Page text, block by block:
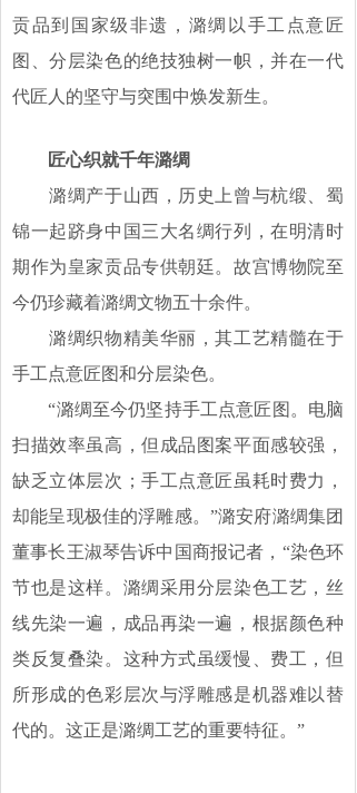
专题专栏
信息公开
贡品到国家级非遗，潞绸以手工点意匠
图、分层染色的绝技独树一帜，并在一代
代匠人的坚守与突围中焕发新生。
匠心织就千年潞绸
潞绸产于山西，历史上曾与杭缎、蜀
锦一起跻身中国三大名绸行列，在明清时
期作为皇家贡品专供朝廷。故宫博物院至
今仍珍藏着潞绸文物五十余件。
潞绸织物精美华丽，其工艺精髓在于
手工点意匠图和分层染色。
“潞绸至今仍坚持手工点意匠图。电脑
扫描效率虽高，但成品图案平面感较强，
缺乏立体层次；手工点意匠虽耗时费力，
却能呈现极佳的浮雕感。”潞安府潞绸集团
董事长王淑琴告诉中国商报记者，“染色环
节也是这样。潞绸采用分层染色工艺，丝
线先染一遍，成品再染一遍，根据颜色种
类反复叠染。这种方式虽缓慢、费工，但
所形成的色彩层次与浮雕感是机器难以替
代的。这正是潞绸工艺的重要特征。”